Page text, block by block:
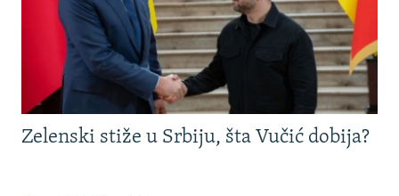
Zelenski stiže u Srbiju, šta Vučić dobija?